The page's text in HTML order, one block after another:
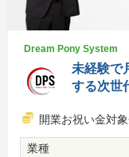
Dream Pony System
未経験で
する次世
開業お祝い金対
業種